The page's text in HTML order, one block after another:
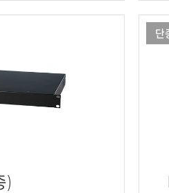
)
단